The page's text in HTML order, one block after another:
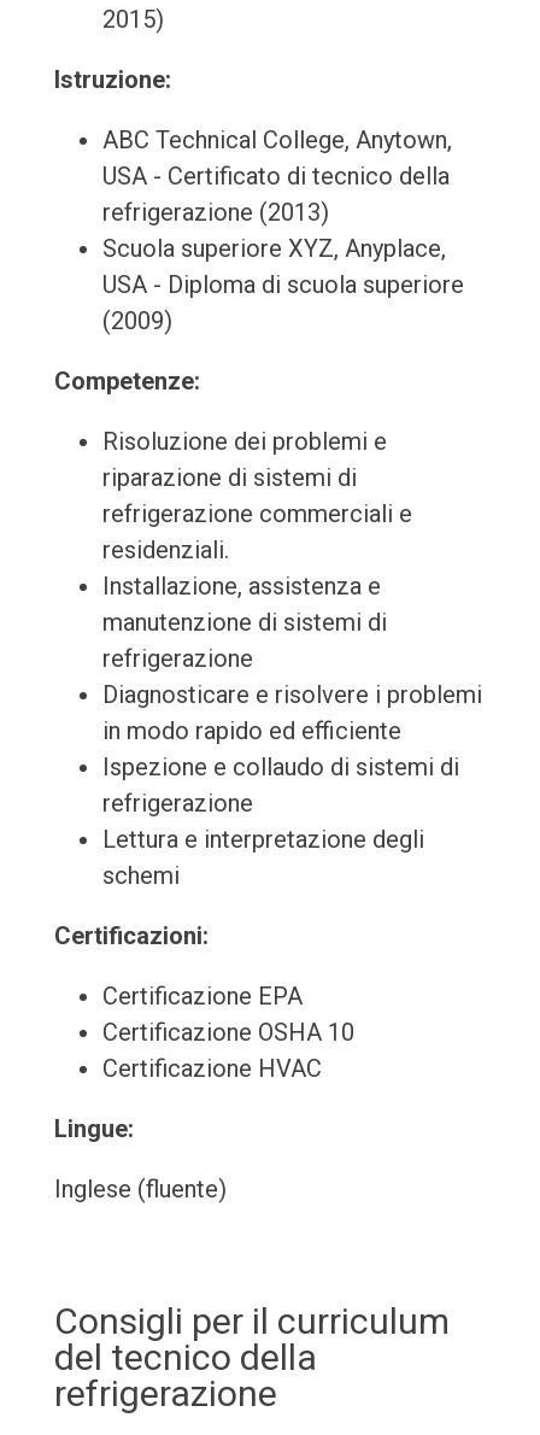
2015)
Istruzione:
ABC Technical College, Anytown,
USA - Certificato di tecnico della
refrigerazione (2013)
Scuola superiore XYZ, Anyplace,
USA - Diploma di scuola superiore
(2009)
Competenze:
Risoluzione dei problemi e
riparazione di sistemi di
refrigerazione commerciali e
residenziali.
Installazione, assistenza e
manutenzione di sistemi di
refrigerazione
Diagnosticare e risolvere i problemi
in modo rapido ed efficiente
Ispezione e collaudo di sistemi di
refrigerazione
Lettura e interpretazione degli
schemi
Certificazioni:
Certificazione EPA
Certificazione OSHA 10
Certificazione HVAC
Lingue:
Inglese (fluente)
Consigli per il curriculum
del tecnico della
refrigerazione